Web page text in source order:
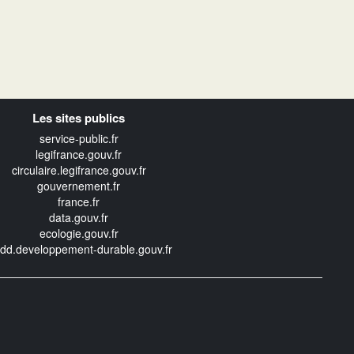
Les sites publics
service-public.fr
legifrance.gouv.fr
circulaire.legifrance.gouv.fr
gouvernement.fr
france.fr
data.gouv.fr
ecologie.gouv.fr
durable.gouv.fr